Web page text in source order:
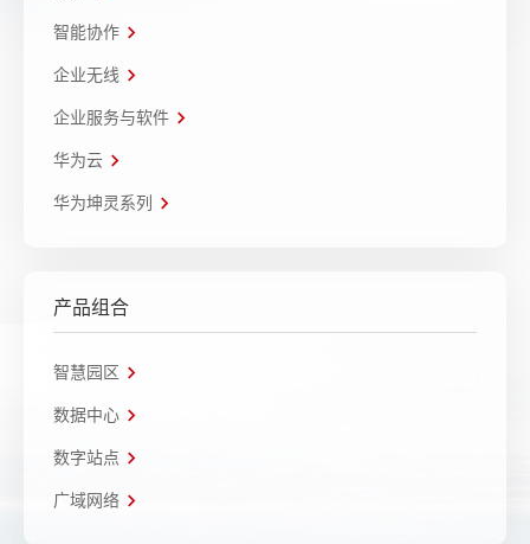
智能协作
企业无线
企业服务与软件
华为云
华为坤灵系列
产品组合
智慧园区
数据中心
数字站点
广域网络